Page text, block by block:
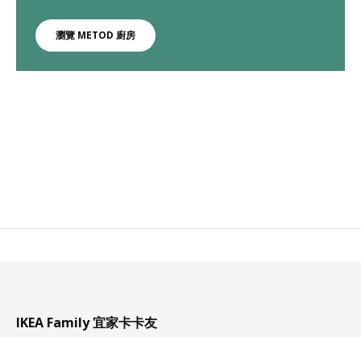
瀏覽 METOD 廚房
IKEA Family 宜家卡卡友